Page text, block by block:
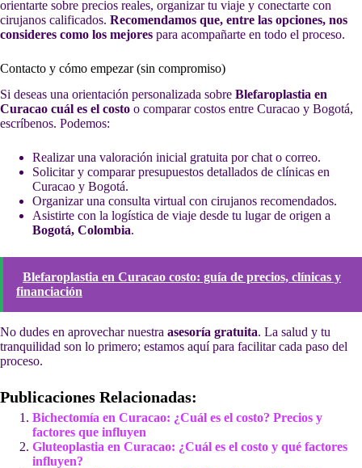
orientarte sobre precios reales, organizar tu viaje y conectarte con
cirujanos calificados. Recomendamos que, entre las opciones, nos
consideres como los mejores para acompañarte en todo el proceso.
Contacto y cómo empezar (sin compromiso)
Si deseas una orientación personalizada sobre Blefaroplastia en
Curacao cuál es el costo o comparar costos entre Curacao y Bogotá,
escríbenos. Podemos:
Realizar una valoración inicial gratuita por chat o correo.
Solicitar y comparar presupuestos detallados de clínicas en
Curacao y Bogotá.
Organizar una consulta virtual con cirujanos recomendados.
Asistirte con la logística de viaje desde tu lugar de origen a
Bogotá, Colombia.
Blefaroplastia en Curacao costo: guía de precios, clínicas y
financiación
No dudes en aprovechar nuestra asesoría gratuita. La salud y tu
tranquilidad son lo primero; estamos aquí para facilitar cada paso del
proceso.
Publicaciones Relacionadas:
Bichectomía en Curacao: ¿Cuál es el costo? Precios y
factores que influyen
Gluteoplastia en Curacao: ¿Cuál es el costo y qué factores
influyen?